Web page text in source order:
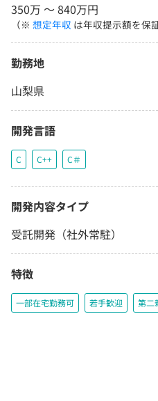
350万 〜 840万円
（※ 想定年収 は年収提示額を保
勤務地
山梨県
開発言語
C C++ C＃
開発内容タイプ
受託開発（社外常駐）
特徴
一部在宅勤務可 若手歓迎 第二